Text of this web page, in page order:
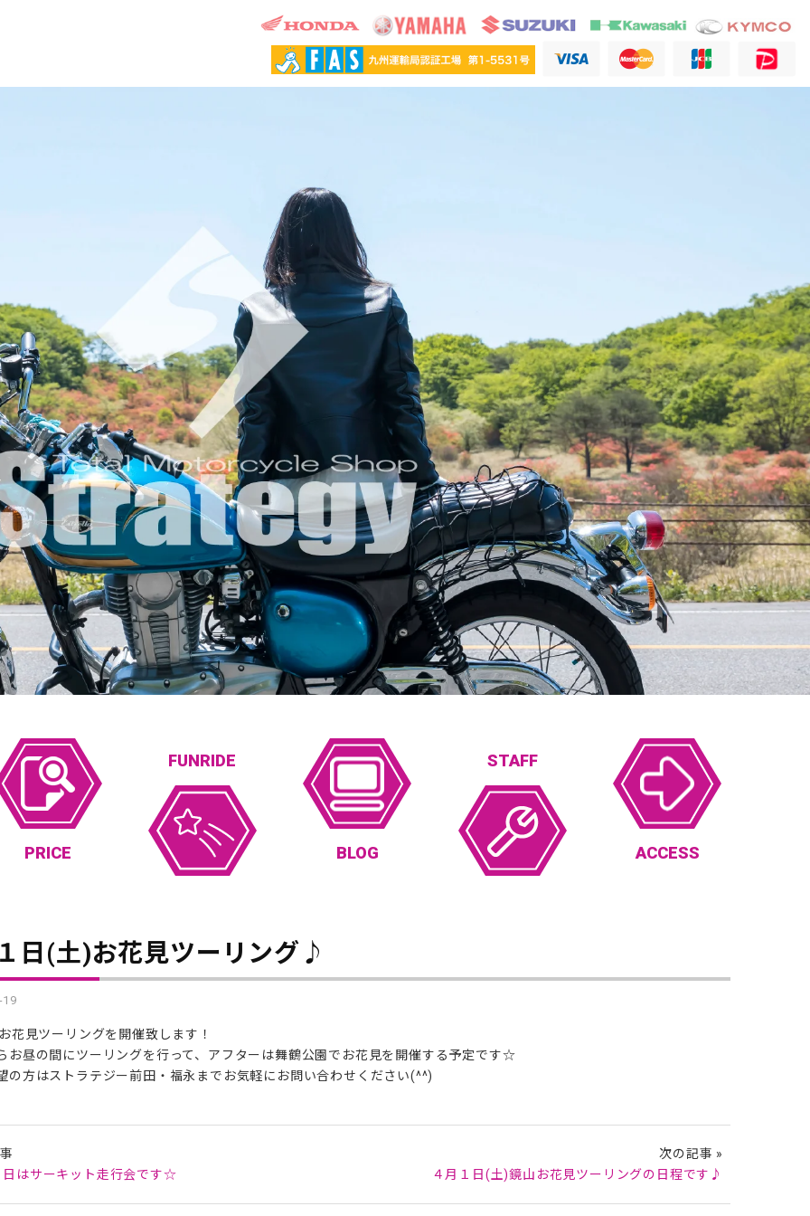
PRICE
FUNRIDE
BLOG
STAFF
ACCESS
日(土)お花見ツーリング♪
19
花見ツーリングを開催致します！
お昼の間にツーリングを行って、アフターは舞鶴公園でお花見を開催する予定です☆
の方はストラテジー前田・福永までお気軽にお問い合わせください(^^)
日はサーキット走行会です☆
次の記事 »
４月１日(土)鏡山お花見ツーリングの日程です♪